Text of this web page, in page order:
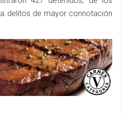
delitos de mayor connotación